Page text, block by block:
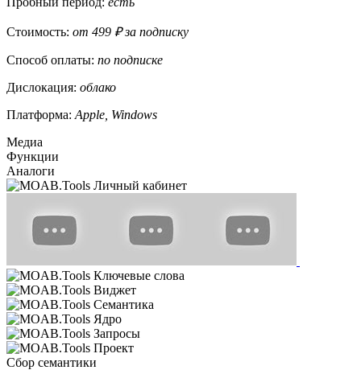
Стоимость: от 499 ₽ за подписку
Способ оплаты: по подписке
Дислокация: облако
Платформа: Apple, Windows
Медиа
Функции
Аналоги
Сбор семантики